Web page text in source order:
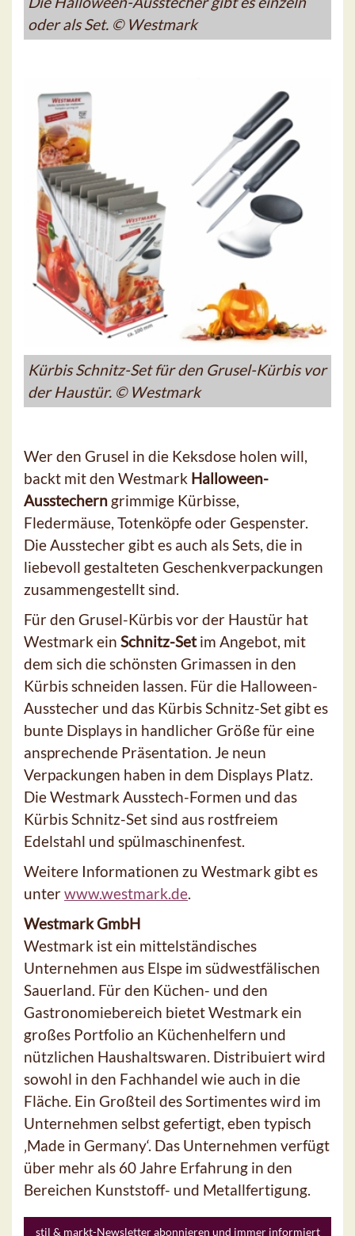
oder als Set. © Westmark
Kürbis Schnitz-Set für den Grusel-Kürbis vor
der Haustür. © Westmark
Wer den Grusel in die Keksdose holen will,
backt mit den Westmark Halloween-
Ausstechern grimmige Kürbisse,
Fledermäuse, Totenköpfe oder Gespenster.
Die Ausstecher gibt es auch als Sets, die in
liebevoll gestalteten Geschenkverpackungen
zusammengestellt sind.
Für den Grusel-Kürbis vor der Haustür hat
Westmark ein Schnitz-Setim Angebot, mit
dem sich die schönsten Grimassen in den
Kürbis schneiden lassen. Für die Halloween-
Ausstecher und das Kürbis Schnitz-Set gibt es
bunte Displays in handlicher Größe für eine
ansprechende Präsentation. Je neun
Verpackungen haben in dem Displays Platz.
Die Westmark Ausstech-Formen und das
Kürbis Schnitz-Set sind aus rostfreiem
Edelstahl und spülmaschinenfest.
Weitere Informationen zu Westmark gibt es
unterwww.westmark.de.
Westmark GmbH
Westmark ist ein mittelständisches
Unternehmen aus Elspe im südwestfälischen
Sauerland. Für den Küchen- und den
Gastronomiebereich bietet Westmark ein
großes Portfolio an Küchenhelfern und
nützlichen Haushaltswaren. Distribuiert wird
sowohl in den Fachhandel wie auch in die
Fläche. Ein Großteil des Sortimentes wird im
Unternehmen selbst gefertigt, eben typisch
‚Made in Germany‘. Das Unternehmen verfügt
über mehr als 60 Jahre Erfahrung in den
Bereichen Kunststoff- und Metallfertigung.
stil & markt-Newsletter abonnieren und immer informiert